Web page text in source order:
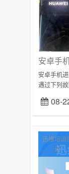
安卓手
安卓手机
遇过下列
（手机硬
白布抬走
08-
迅维培训
讯